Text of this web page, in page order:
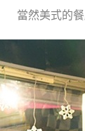
當然美式的